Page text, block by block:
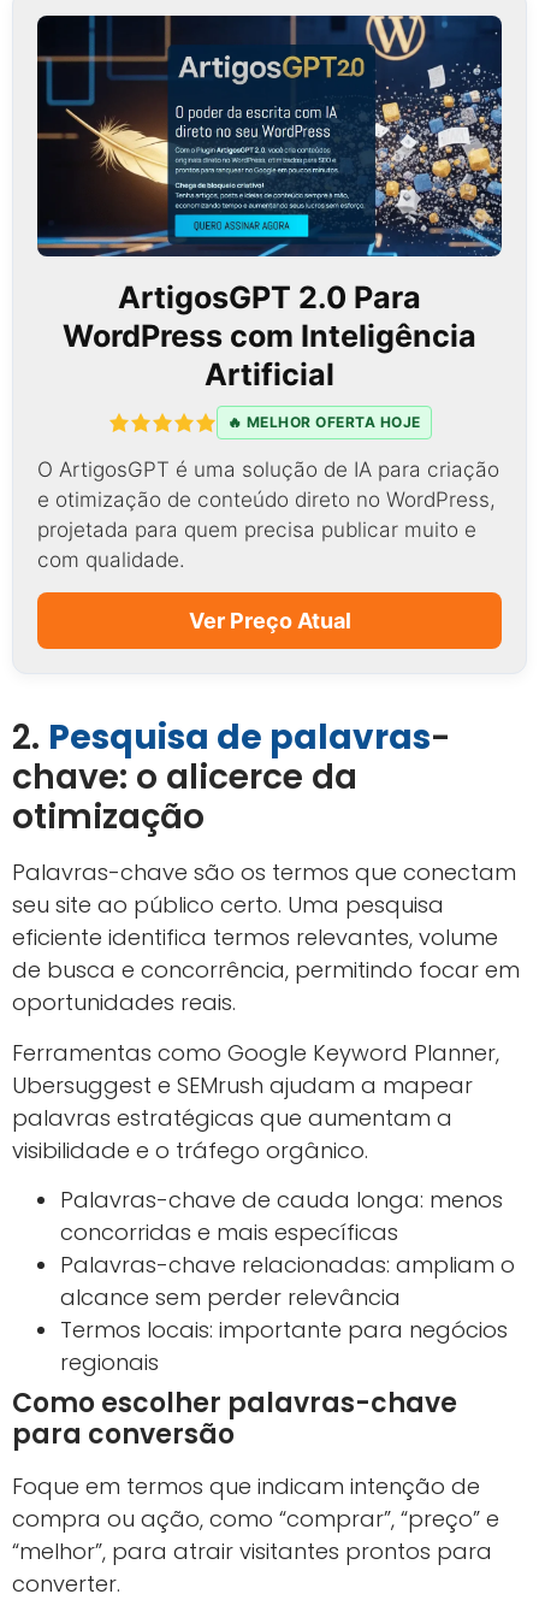
ArtigosGPT 2.0 Para
WordPress com Inteligência
Artificial
🔥 MELHOR OFERTA HOJE
O ArtigosGPT é uma solução de IA para criação
e otimização de conteúdo direto no WordPress,
projetada para quem precisa publicar muito e
com qualidade.
Ver Preço Atual
2. Pesquisa de palavras-
chave: o alicerce da
otimização
Palavras-chave são os termos que conectam
seu site ao público certo. Uma pesquisa
eficiente identifica termos relevantes, volume
de busca e concorrência, permitindo focar em
oportunidades reais.
Ferramentas como Google Keyword Planner,
Ubersuggest e SEMrush ajudam a mapear
palavras estratégicas que aumentam a
visibilidade e o tráfego orgânico.
Palavras-chave de cauda longa: menos
concorridas e mais específicas
Palavras-chave relacionadas: ampliam o
alcance sem perder relevância
Termos locais: importante para negócios
regionais
Como escolher palavras-chave
para conversão
Foque em termos que indicam intenção de
compra ou ação, como “comprar”, “preço” e
“melhor”, para atrair visitantes prontos para
converter.